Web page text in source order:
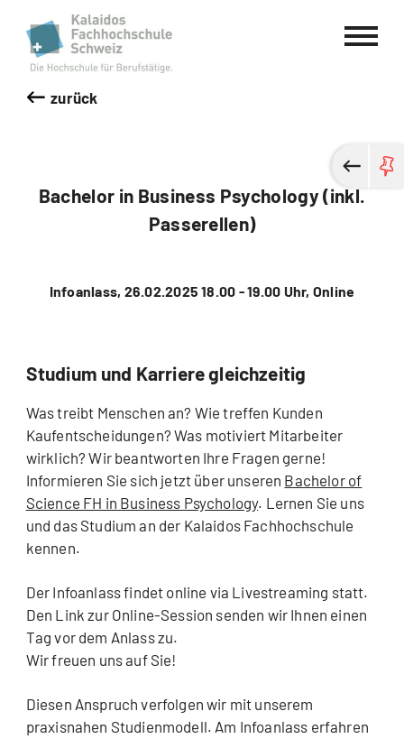
Kalaidos Fachhochschule Schweiz
zurück
Bachelor in Business Psychology (inkl.
Passerellen)
Infoanlass, 26.02.2025 18.00 - 19.00 Uhr, Online
Studium und Karriere gleichzeitig
Was treibt Menschen an? Wie treffen Kunden
Kaufentscheidungen? Was motiviert Mitarbeiter
wirklich? Wir beantworten Ihre Fragen gerne!
Informieren Sie sich jetzt über unseren Bachelor of
Science FH in Business Psychology. Lernen Sie uns
und das Studium an der Kalaidos Fachhochschule
kennen.
Der Infoanlass findet online via Livestreaming statt.
Den Link zur Online-Session senden wir Ihnen einen
Tag vor dem Anlass zu.
Wir freuen uns auf Sie!
Diesen Anspruch verfolgen wir mit unserem
praxisnahen Studienmodell. Am Infoanlass erfahren